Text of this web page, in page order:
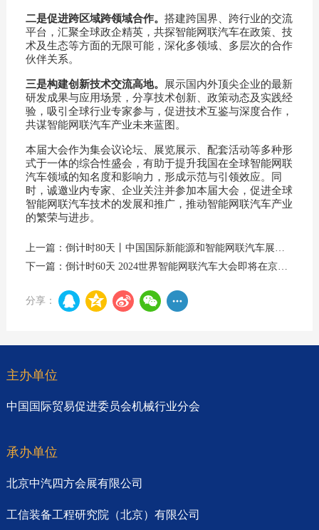
二是促进跨区域跨领域合作。 搭建跨国界、跨行业的交流
平台，汇聚全球政企精英，共探智能网联汽车在政策、技
术及生态等方面的无限可能，深化多领域、多层次的合作
伙伴关系。
三是构建创新技术交流高地。
展示国内外顶尖企业的最新
研发成果与应用场景，分享技术创新、政策动态及实践经
验，吸引全球行业专家参与，促进技术互鉴与深度合作，
共谋智能网联汽车产业未来蓝图。
本届大会作为集会议论坛、展览展示、配套活动等多种形
式于一体的综合性盛会，有助于提升我国在全球智能网联
汽车领域的知名度和影响力，形成示范与引领效应。同
时，诚邀业内专家、企业关注并参加本届大会，促进全球
智能网联汽车技术的发展和推广，推动智能网联汽车产业
的繁荣与进步。
下一篇：倒计时60天 2024世界智能网联汽车大会即将在京盛大开幕
分享：
主办单位
中国国际贸易促进委员会机械行业分会
承办单位
北京中汽四方会展有限公司
工信装备工程研究院（北京）有限公司